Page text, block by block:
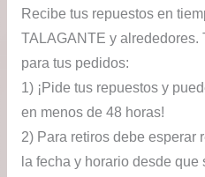
Recibe tus repuestos en
TALAGANTE y alrededores.
para tus pedidos:
1) ¡Pide tus repuestos y
en menos de 48 horas!
2) Para retiros debe esperar
la fecha y horario desde